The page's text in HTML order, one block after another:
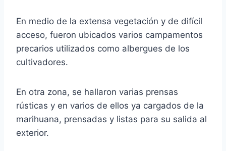
En medio de la extensa vegetación y de difícil
acceso, fueron ubicados varios campamentos
precarios utilizados como albergues de los
cultivadores.
En otra zona, se hallaron varias prensas
rústicas y en varios de ellos ya cargados de la
marihuana, prensadas y listas para su salida al
exterior.